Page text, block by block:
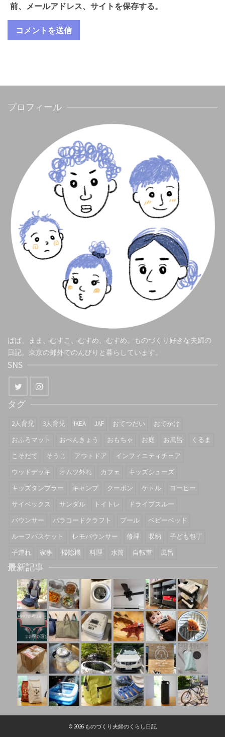
前、メールアドレス、サイトを保存する。
プロフィール
ぱぱ、まま、むすこ、むすめ、むすめ。ものづくり好きな夫婦の
日記。東京の郊外でのんびりと暮らしています。
SNS
タグ
2人育児 3人育児 IKEA JAF おてつだい
おでかけ
おふろマット
おべんきょう おもちゃ お庭 お風呂
くるま
こそだて
そうじ アウトドア
インフィニティチェア
ウッドデッキ
オムツ外れ カフェ
キッズシューズ
キッズタンブラー
キャンプ クーポン ケトル
コーヒー
サイベックス
サンダル トイトレ
ドライブスルー
バウンサー
パラコードクラフト プール
ベビーベッド
ルーフバスケット
レモバウンサー 修理 収納
子ども包丁
子連れ
家事 掃除機 料理 水筒 自転車 風呂
最新記事
© 2026 ものづくり夫婦のくらし日記